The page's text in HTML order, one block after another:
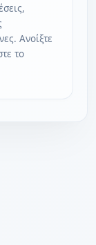
Ανοίξτε
το